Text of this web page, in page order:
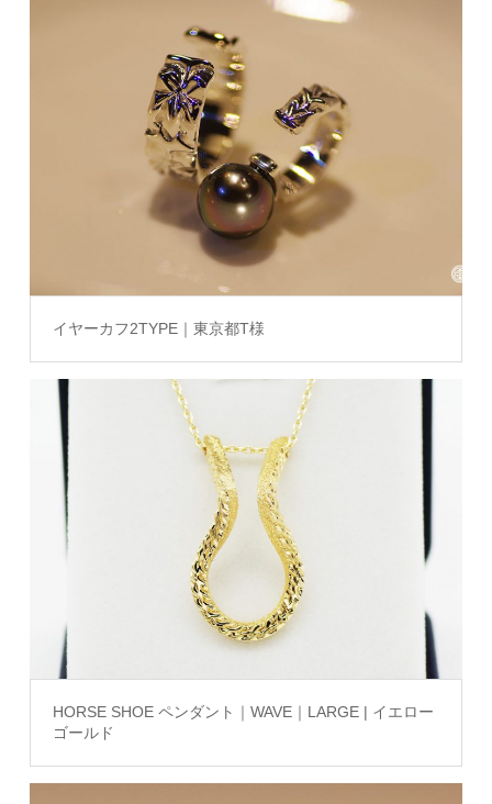
イヤーカフ2TYPE｜東京都T様
HORSE SHOE ペンダント｜WAVE｜LARGE | イエロー
ゴールド